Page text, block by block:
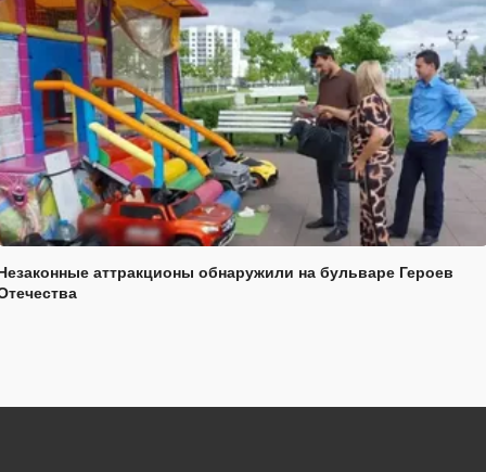
аттракционы обнаружили на бульваре Героев